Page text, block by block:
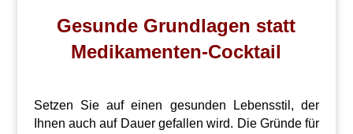
Gesunde Grundlagen statt
Medikamenten-Cocktail
Setzen Sie auf einen gesunden Lebensstil, der
Ihnen auch auf Dauer gefallen wird. Die Gründe für